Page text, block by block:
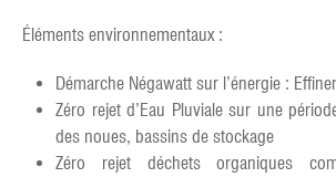
Éléments environnementaux :
Démarche Négawatt sur l’énergie :
Zéro rejet d’Eau Pluviale sur une
des noues, bassins de stockage
Zéro rejet déchets organiques